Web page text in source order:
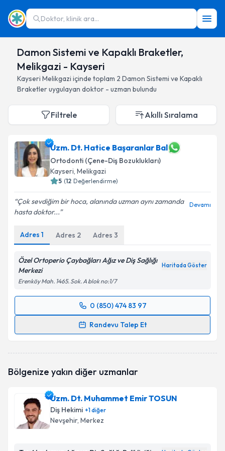
Doktor, klinik ara...
Damon Sistemi ve Kapaklı Braketler,
Melikgazi - Kayseri
Kayseri Melikgazi içinde toplam 2 Damon Sistemi ve Kapaklı
Braketleruygulayan doktor - uzman bulundu
Filtrele Akıllı Sıralama
Uzm. Dt. Hatice Başaranlar Bal
Ortodonti (Çene-Diş Bozuklukları)
Kayseri, Melikgazi
5 (12 Değerlendirme)
Çok sevdiğim bir hoca, alanında uzman aynı zamanda
hasta doktor...
Devamı
Adres 1 Adres 2 Adres 3
Özel Ortoperio Çaybağları Ağız ve Diş Sağlığı
Merkezi
Haritada Göster
Erenköy Mah. 1465. Sok. A blok no:1/7
0 (850) 474 83 97
Randevu Talep Et
Randevu Takvimi Talebi
takvimi talebi oluşturun. Size bu uzmandan randevu
bilgilendireceğiz.
E-posta Adresiniz
Bölgenize yakın diğer uzmanlar
Uzm. Dt. Muhammet Emir TOSUN
Diş Hekimi +1diğer
Nevşehir, Merkez